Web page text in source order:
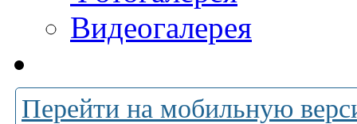
Видеогалерея
Перейти на мобильную